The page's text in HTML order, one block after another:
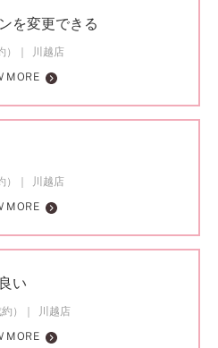
を変更できる
川越店
MORE
川越店
MORE
い
）
川越店
MORE